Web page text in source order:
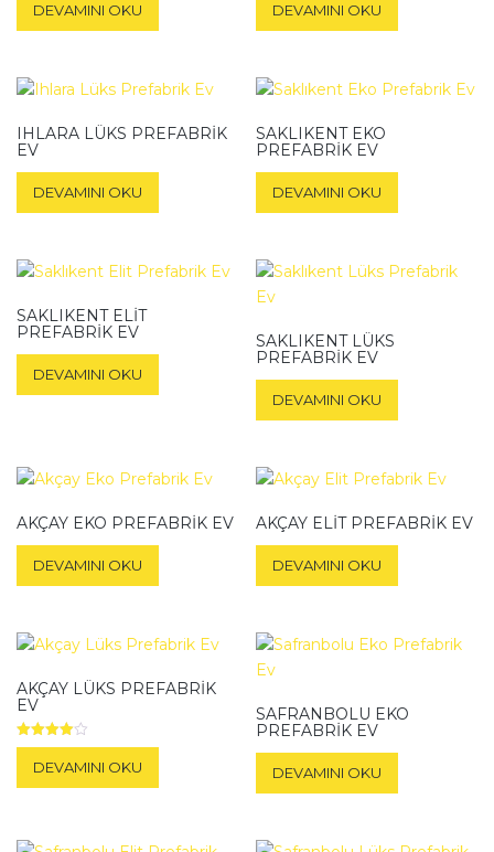
DEVAMINI OKU DEVAMINI OKU
IHLARA LÜKS PREFABRIK
EV
DEVAMINI OKU
SAKLIKENT EKO
PREFABRIK EV
DEVAMINI OKU
SAKLIKENT ELIT
PREFABRIK EV
DEVAMINI OKU
SAKLIKENT LÜKS
PREFABRIK EV
DEVAMINI OKU
AKÇAY EKO PREFABRIK EV
DEVAMINI OKU
AKÇAY ELIT PREFABRIK EV
DEVAMINI OKU
AKÇAY LÜKS PREFABRIK
EV
5
üzerinden
4.00
oy aldı
DEVAMINI OKU
SAFRANBOLU EKO
PREFABRIK EV
DEVAMINI OKU